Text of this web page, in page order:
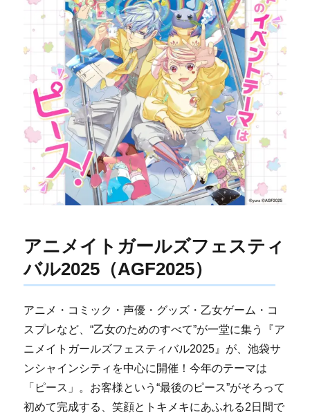
アニメイトガールズフェスティ
バル2025（AGF2025）
アニメ・コミック・声優・グッズ・乙女ゲーム・コ
スプレなど、“乙女のためのすべて”が一堂に集う『ア
ニメイトガールズフェスティバル2025』が、池袋サ
ンシャインシティを中心に開催！今年のテーマは
「ピース」。お客様という“最後のピース”がそろって
初めて完成する、笑顔とトキメキにあふれる2日間で